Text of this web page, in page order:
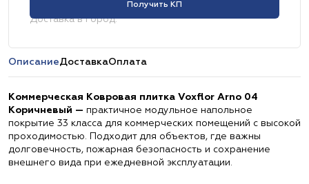
Получить КП
Доставка в город:
ОписаниеДоставкаОплата
Коммерческая Ковровая плитка Voxflor Arno 04
Коричневый — практичное модульное напольное
покрытие 33 класса для коммерческих помещений с высокой
проходимостью. Подходит для объектов, где важны
долговечность, пожарная безопасность и сохранение
внешнего вида при ежедневной эксплуатации.